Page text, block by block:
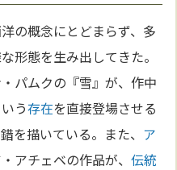
の概念にとどまらず、多
形態を生み出してきた。
パムクの『雪』が、作中
う存在を直接登場させる
を描いている。また、 ア
アチェベの作品が、伝統